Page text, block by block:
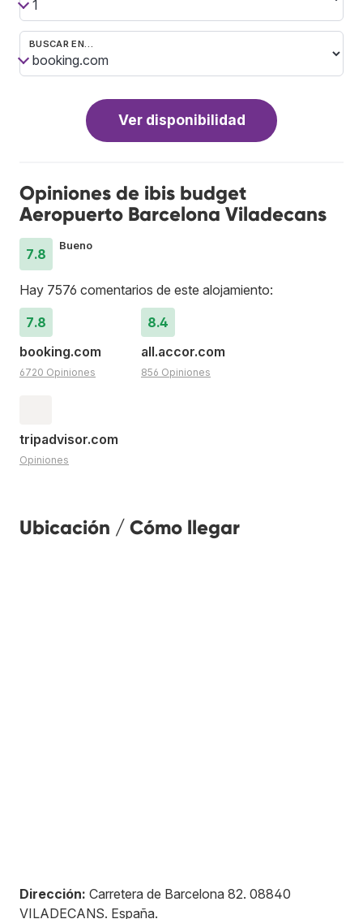
BUSCAR EN…
Ver disponibilidad
Opiniones de ibis budget
Aeropuerto Barcelona Viladecans
7.8
Bueno
Hay 7576 comentarios de este alojamiento:
7.8
booking.com
6720 Opiniones
8.4
all.accor.com
856 Opiniones
tripadvisor.com
Opiniones
Ubicación / Cómo llegar
Dirección: Carretera de Barcelona 82. 08840
VILADECANS. España.